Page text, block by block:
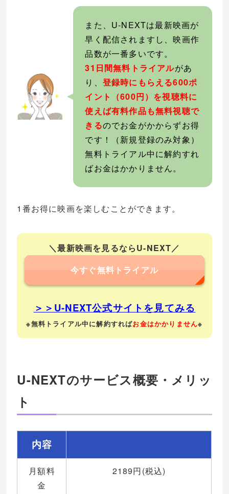
また、U-NEXTは最新映画が
早く配信されますし、映画作
品数が一番多いです。
31日間無料トライアルがあ
り、 登録時にもらえる600ポ
イント（600円）を視聴料に
使えば有料作品も無料視聴で
きるのでお金がかからずお得
です！（新規登録のみ対象）
無料トライアル中に解約すれ
ばお金はかかりません。
1番お得に映画を楽しむことができます。
＼最新映画を見るならU-NEXT／
今すぐ無料トライアル
＞＞U-NEXT公式サイトを見てみる
※無料トライアル中に解約すればお金はかかりません※
U-NEXTのサービス概要・メリッ
ト
内容
月額料
金
2189円(税込)